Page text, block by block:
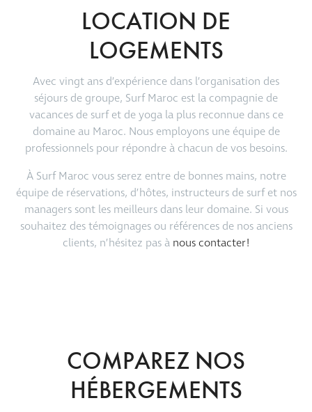
LOCATION DE
LOGEMENTS
Avec vingt ans d’expérience dans l’organisation des
séjours de groupe, Surf Maroc est la compagnie de
vacances de surf et de yoga la plus reconnue dans ce
domaine au Maroc. Nous employons une équipe de
professionnels pour répondre à chacun de vos besoins.
À Surf Maroc vous serez entre de bonnes mains, notre
équipe de réservations, d’hôtes, instructeurs de surf et nos
managers sont les meilleurs dans leur domaine. Si vous
souhaitez des témoignages ou références de nos anciens
clients, n’hésitez pas à nous contacter!
COMPAREZ NOS
HÉBERGEMENTS